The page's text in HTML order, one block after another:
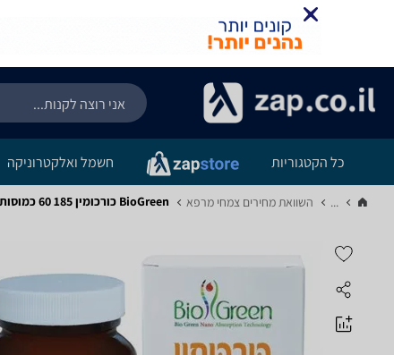
כל הקטגוריות חשמל ואלקטרוניקה
... השוואת מחירים צמחי מרפא‏ BioGreen כורכומין 185 60 כמוסות - מפרט